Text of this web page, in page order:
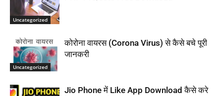
Uncategorized
Uncategorized
कोरोना वायरस (Corona Virus) से कैसे बचे पूरी
जानकरी
Jio Phone में Like App Download कैसे करे